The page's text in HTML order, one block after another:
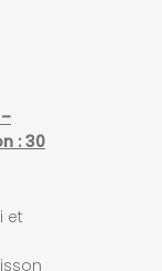
: 30
et